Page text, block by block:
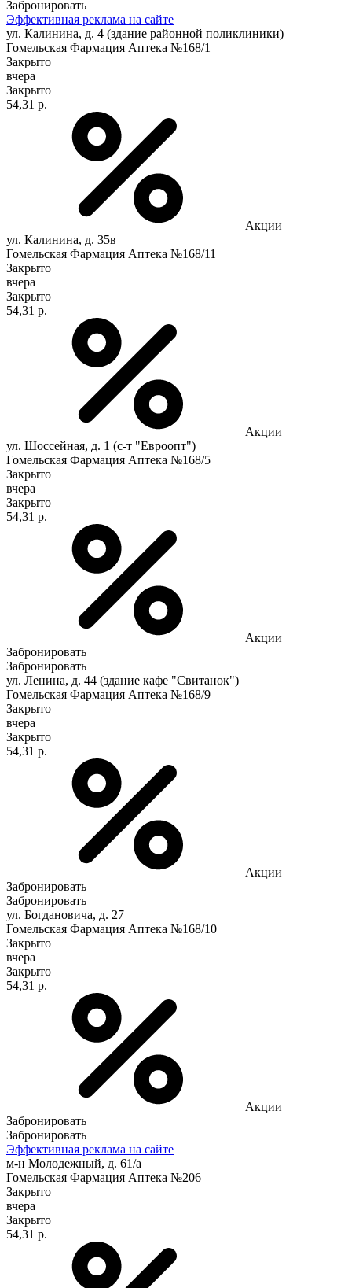
Забронировать
Эффективная реклама на сайте
ул. Калинина, д. 4 (здание районной поликлиники)
Гомельская Фармация Аптека №168/1
Закрыто
вчера
Закрыто
54,31 р.
Акции
ул. Калинина, д. 35в
Гомельская Фармация Аптека №168/11
Закрыто
вчера
Закрыто
54,31 р.
Акции
ул. Шоссейная, д. 1 (с-т "Евроопт")
Гомельская Фармация Аптека №168/5
Закрыто
вчера
Закрыто
54,31 р.
Акции
Забронировать
Забронировать
ул. Ленина, д. 44 (здание кафе "Свитанок")
Гомельская Фармация Аптека №168/9
Закрыто
вчера
Закрыто
54,31 р.
Акции
Забронировать
Забронировать
ул. Богдановича, д. 27
Гомельская Фармация Аптека №168/10
Закрыто
вчера
Закрыто
54,31 р.
Акции
Забронировать
Забронировать
Эффективная реклама на сайте
м-н Молодежный, д. 61/а
Гомельская Фармация Аптека №206
Закрыто
вчера
Закрыто
54,31 р.